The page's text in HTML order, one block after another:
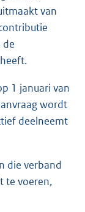
van
de
1 januari van
wordt
deelneemt
die verband
te voeren,